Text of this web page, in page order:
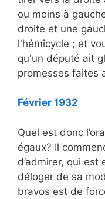
ou moins à
droite et une
l'hémicycle ; et
qu'un député ait
promesses faites
Février 1932
Quel est donc
égaux? Il
d’admirer, qui
déloger de sa
bravos est de